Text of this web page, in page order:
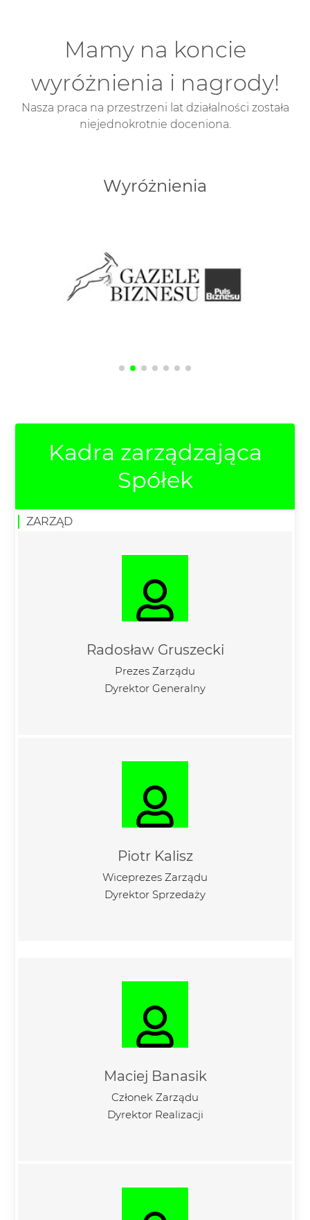
Mamy na koncie
wyróżnienia i nagrody!
Nasza praca na przestrzeni lat działalności została
niejednokrotnie doceniona.
Wyróżnienia
Kadra zarządzająca
Spółek
ZARZĄD
Radosław Gruszecki
Prezes Zarządu
Dyrektor Generalny
Piotr Kalisz
Wiceprezes Zarządu
Dyrektor Sprzedaży
Maciej Banasik
Członek Zarządu
Dyrektor Realizacji